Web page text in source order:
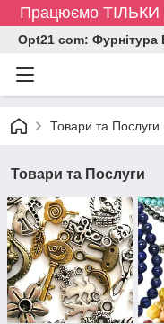
Працюємо
Opt21 com: Фурнітура
Товари та Послуги
Товари та Послуги